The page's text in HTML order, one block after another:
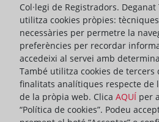
Col·legi de Registradors.
utilitza cookies pròpies:
necessàries per permetre la
preferències per recordar
accedeixi al servei amb
També utilitza cookies de tercers
finalitats analítiques respecte de
de la pròpia web. Clica AQUÍ per
“Política de cookies”. Podeu